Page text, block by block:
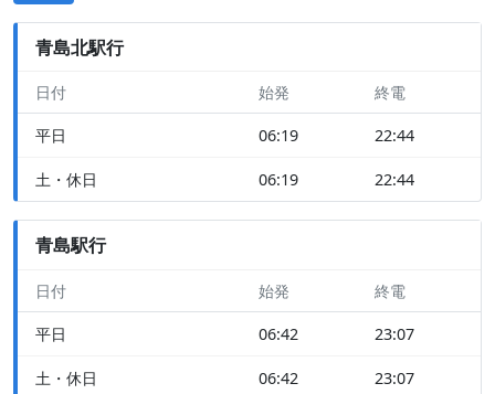
青島北駅行
日付 始発 終電
平日 06:19 22:44
土・休日 06:19 22:44
青島駅行
日付 始発 終電
平日 06:42 23:07
土・休日 06:42 23:07